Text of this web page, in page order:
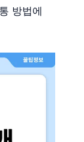
방법에